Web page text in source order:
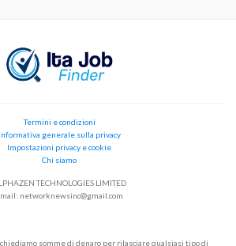
Termini e condizioni
Informativa generale sulla privacy
Impostazioni privacy e cookie
Chi siamo
TECHNOLOGIES LIMITED
networknewsinc@gmail.com
somme di denaro per rilasciare qualsiasi tipo di